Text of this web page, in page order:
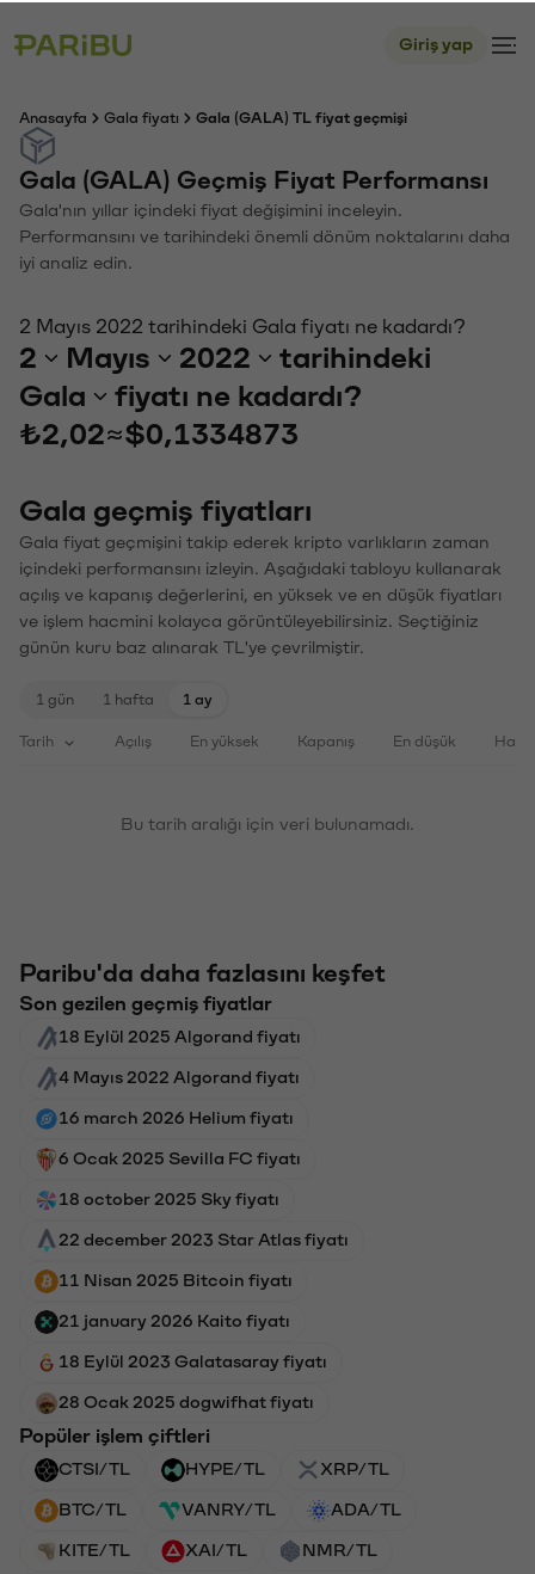
Giriş yap
Anasayfa Gala fiyatı Gala (GALA) TL fiyat geçmişi
Gala (GALA) Geçmiş Fiyat Performansı
Gala'nın yıllar içindeki fiyat değişimini inceleyin.
Performansını ve tarihindeki önemli dönüm noktalarını daha
iyi analiz edin.
2 Mayıs 2022 tarihindeki Gala fiyatı ne kadardı?
2 Mayıs 2022
tarihindeki
Gala
fiyatı ne kadardı?
₺2,02≈$0,1334873
Gala geçmiş fiyatları
Gala fiyat geçmişini takip ederek kripto varlıkların zaman
içindeki performansını izleyin. Aşağıdaki tabloyu kullanarak
açılış ve kapanış değerlerini, en yüksek ve en düşük fiyatları
ve işlem hacmini kolayca görüntüleyebilirsiniz. Seçtiğiniz
günün kuru baz alınarak TL'ye çevrilmiştir.
1 gün 1 hafta 1 ay
Tarih Açılış En yüksek Kapanış En düşük
Bu tarih aralığı için veri bulunamadı.
Paribu'da daha fazlasını keşfet
Son gezilen geçmiş fiyatlar
18 Eylül 2025 Algorand fiyatı
4 Mayıs 2022 Algorand fiyatı
16 march 2026 Helium fiyatı
6 Ocak 2025 Sevilla FC fiyatı
18 october 2025 Sky fiyatı
22 december 2023 Star Atlas fiyatı
11 Nisan 2025 Bitcoin fiyatı
21 january 2026 Kaito fiyatı
18 Eylül 2023 Galatasaray fiyatı
28 Ocak 2025 dogwifhat fiyatı
Popüler işlem çiftleri
CTSI/TL HYPE/TL XRP/TL
BTC/TL VANRY/TL ADA/TL
KITE/TL XAI/TL NMR/TL